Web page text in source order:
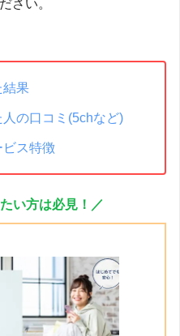
さい。
結果
の口コミ(5chなど)
ビス特徴
い方は必見！／